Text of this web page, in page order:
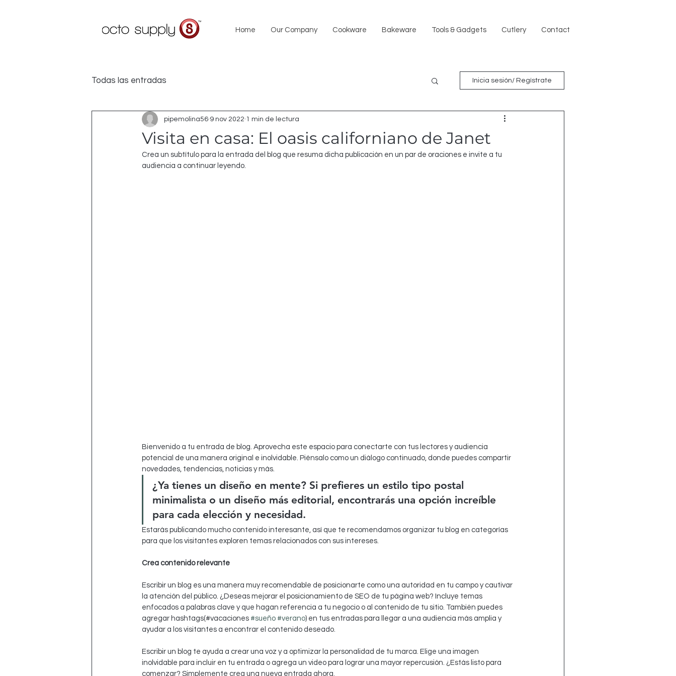
Home Our Company Cookware Bakeware Tools & Gadgets Cutlery Contact
Todas las entradas Inicia sesión/ Regístrate
Visita en casa: El oasis californiano de Janet
pipemolina56 9 nov 2022 1 min de lectura
Crea un subtítulo para la entrada del blog que resuma dicha publicación en un par de oraciones e invite a tu
audiencia a continuar leyendo.
Bienvenido a tu entrada de blog. Aprovecha este espacio para conectarte con tus lectores y audiencia
potencial de una manera original e inolvidable. Piénsalo como un diálogo continuado, donde puedes compartir
novedades, tendencias, noticias y más.
¿Ya tienes un diseño en mente? Si prefieres un estilo tipo postal
minimalista o un diseño más editorial, encontrarás una opción increíble
para cada elección y necesidad.
Estarás publicando mucho contenido interesante, así que te recomendamos organizar tu blog en categorías
para que los visitantes exploren temas relacionados con sus intereses.
Crea contenido relevante
Escribir un blog es una manera muy recomendable de posicionarte como una autoridad en tu campo y cautivar
la atención del público. ¿Deseas mejorar el posicionamiento de SEO de tu página web? Incluye temas
enfocados a palabras clave y que hagan referencia a tu negocio o al contenido de tu sitio. También puedes
agregar hashtags(#vacaciones #sueño #verano) en tus entradas para llegar a una audiencia más amplia y
ayudar a los visitantes a encontrar el contenido deseado.
Escribir un blog te ayuda a crear una voz y a optimizar la personalidad de tu marca. Elige una imagen
inolvidable para incluir en tu entrada o agrega un video para lograr una mayor repercusión. ¿Estás listo para
comenzar? Simplemente crea una nueva entrada ahora.